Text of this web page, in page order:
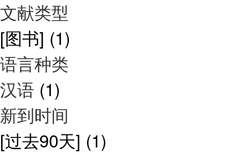
文献类型
[图书] (1)
语言种类
汉语 (1)
新到时间
[过去90天] (1)